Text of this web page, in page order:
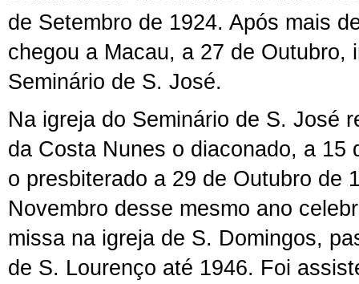
de Setembro de 1924. Após mais
chegou a Macau, a 27 de Outubro,
Seminário de S. José.
Na igreja do Seminário de S. José
da Costa Nunes o diaconado, a 15
o presbiterado a 29 de Outubro de
Novembro desse mesmo ano
missa na igreja de S. Domingos,
de S. Lourenço até 1946. Foi